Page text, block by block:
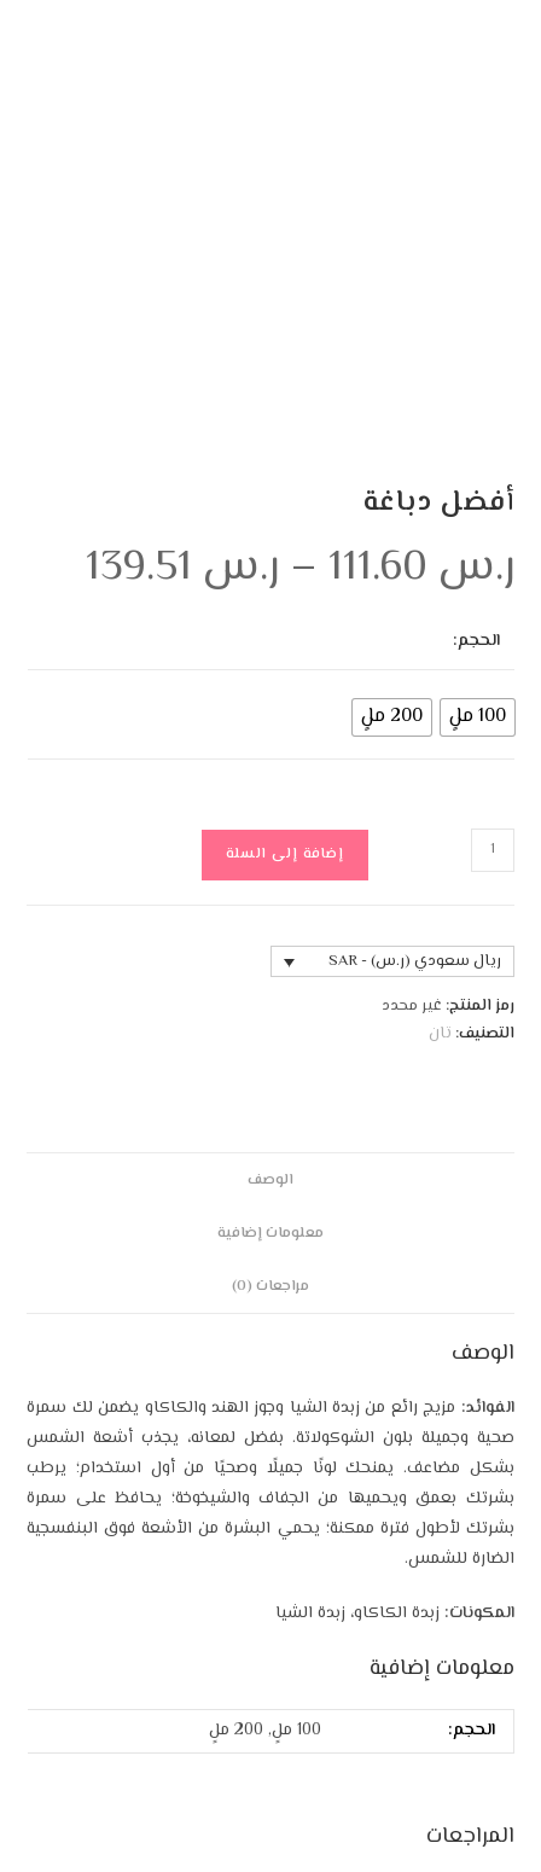
أفضل دباغة
ر.س – ر.س
الحجم:
100 ملٍ 200 ملٍ
إضافة إلى السلة
ريال سعودي (ر.س) - SAR
رمز المنتج: غير محدد
التصنيف: تان
الوصف
معلومات إضافية
مراجعات (0)
الوصف
الفوائد: مزيج رائع من زبدة الشيا وجوز الهند والكاكاو يضمن لك سمرة
صحية وجميلة بلون الشوكولاتة. بفضل لمعانه، يجذب أشعة الشمس
بشكل مضاعف. يمنحك لونًا جميلًا وصحيًا من أول استخدام؛ يرطب
بشرتك بعمق ويحميها من الجفاف والشيخوخة؛ يحافظ على سمرة
بشرتك لأطول فترة ممكنة؛ يحمي البشرة من الأشعة فوق البنفسجية
الضارة للشمس.
المكونات: زبدة الكاكاو، زبدة الشيا
معلومات إضافية
الحجم: 100 ملٍ, 200 ملٍ
المراجعات